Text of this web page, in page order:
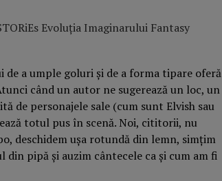
a umple goluri și de a forma tipare oferă
când un autor ne sugerează un loc, un
de personajele sale (cum sunt Elvish sau
totul pus în scenă. Noi, cititorii, nu
deschidem ușa rotundă din lemn, simțim
pipă și auzim cântecele ca și cum am fi